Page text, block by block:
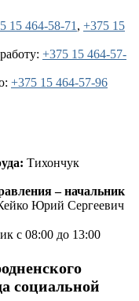
15 464-58-71 , +375 15
+375 15 464-57-
+375 15 464-57-96
Тихончук
– начальник
Юрий Сергеевич
с 08:00 до 13:00
социальной